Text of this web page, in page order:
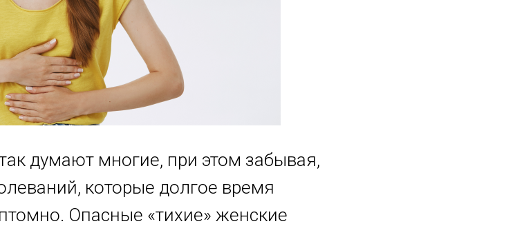
думают многие, при этом забывая,
которые долгое время
Опасные «тихие» женские